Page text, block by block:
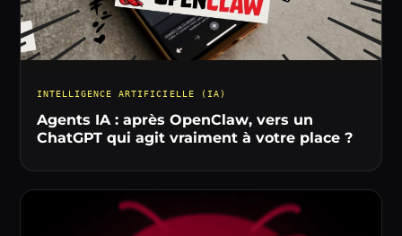
INTELLIGENCE ARTIFICIELLE (IA)
Agents IA : après OpenClaw, vers un
ChatGPT qui agit vraiment à votre place ?